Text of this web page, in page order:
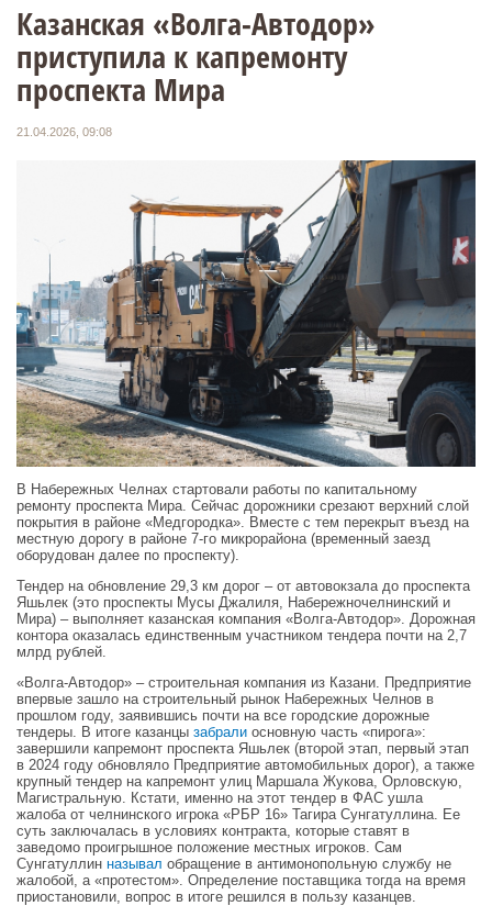
Казанская «Волга-Автодор»
приступила к капремонту
проспекта Мира
21.04.2026, 09:08
В Набережных Челнах стартовали работы по капитальному
ремонту проспекта Мира. Сейчас дорожники срезают верхний слой
покрытия в районе «Медгородка». Вместе с тем перекрыт въезд на
местную дорогу в районе 7-го микрорайона (временный заезд
оборудован далее по проспекту).
Тендер на обновление 29,3 км дорог – от автовокзала до проспекта
Яшьлек (это проспекты Мусы Джалиля, Набережночелнинский и
Мира) – выполняет казанская компания «Волга-Автодор». Дорожная
контора оказалась единственным участником тендера почти на 2,7
млрд рублей.
«Волга-Автодор» – строительная компания из Казани. Предприятие
впервые зашло на строительный рынок Набережных Челнов в
прошлом году, заявившись почти на все городские дорожные
тендеры. В итоге казанцы забрали основную часть «пирога»:
завершили капремонт проспекта Яшьлек (второй этап, первый этап
в 2024 году обновляло Предприятие автомобильных дорог), а также
крупный тендер на капремонт улиц Маршала Жукова, Орловскую,
Магистральную. Кстати, именно на этот тендер в ФАС ушла
жалоба от челнинского игрока «РБР 16» Тагира Сунгатуллина. Ее
суть заключалась в условиях контракта, которые ставят в
заведомо проигрышное положение местных игроков. Сам
Сунгатуллин называл обращение в антимонопольную службу не
жалобой, а «протестом». Определение поставщика тогда на время
приостановили, вопрос в итоге решился в пользу казанцев.